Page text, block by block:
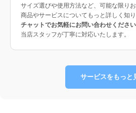
サイズ選びや使用方法など、可能な限りお
商品やサービスについてもっと詳しく知り
チャットでお気軽にお問い合わせください
当店スタッフが丁寧に対応いたします。
サービスをもっと